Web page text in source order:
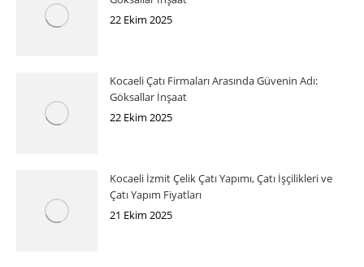
22 Ekim 2025
Kocaeli Çatı Firmaları Arasında Güvenin Adı:
Göksallar İnşaat
22 Ekim 2025
Kocaeli İzmit Çelik Çatı Yapımı, Çatı İşçilikleri ve
Çatı Yapım Fiyatları
21 Ekim 2025